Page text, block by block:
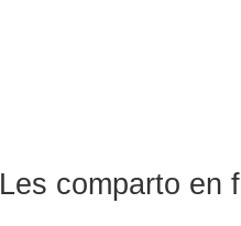
Les comparto en